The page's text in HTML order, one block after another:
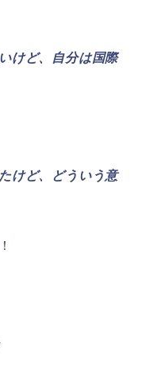
けど、自分は国際
けど、どういう意